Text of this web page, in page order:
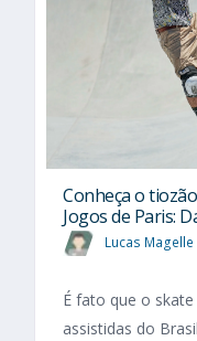
Conheça o
Jogos de Paris:
Lucas Magelle
É fato que o
assistidas do